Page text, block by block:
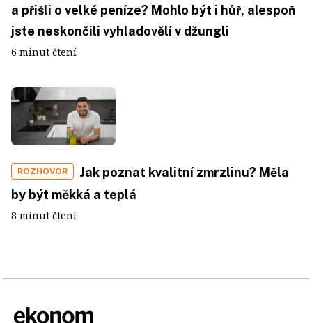
a přišli o velké peníze? Mohlo být i hůř, alespoň
jste neskončili vyhladovělí v džungli
6 minut čtení
ROZHOVOR
Jak poznat kvalitní zmrzlinu? Měla
by být měkká a teplá
8 minut čtení